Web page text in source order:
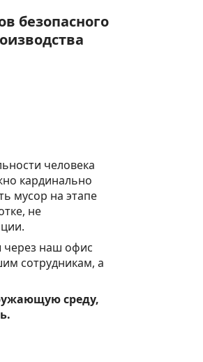
безопасного
человека
кардинально
мусор на этапе
не
через наш офис
сотрудникам, а
среду,